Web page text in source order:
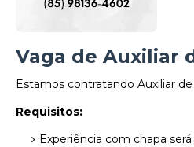
Vaga de Auxiliar
Estamos contratando Auxiliar de
Requisitos:
Experiência com chapa